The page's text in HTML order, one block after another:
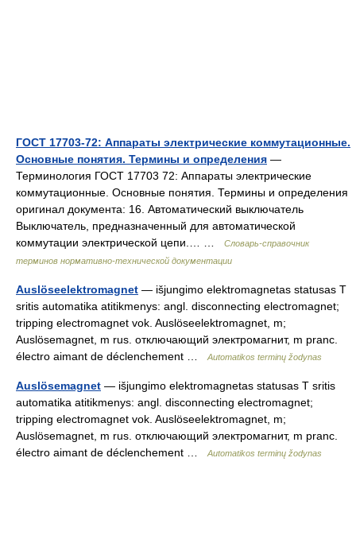
ГОСТ 17703-72: Аппараты электрические коммутационные.
Основные понятия. Термины и определения —
Терминология ГОСТ 17703 72: Аппараты электрические
коммутационные. Основные понятия. Термины и определения
оригинал документа: 16. Автоматический выключатель
Выключатель, предназначенный для автоматической
коммутации электрической цепи.… …
Словарь-справочник
терминов нормативно-технической документации
Auslöseelektromagnet — išjungimo elektromagnetas statusas T
sritis automatika atitikmenys: angl. disconnecting electromagnet;
tripping electromagnet vok. Auslöseelektromagnet, m;
Auslösemagnet, m rus. отключающий электромагнит, m pranc.
électro aimant de déclenchement …
Automatikos terminų žodynas
Auslösemagnet — išjungimo elektromagnetas statusas T sritis
automatika atitikmenys: angl. disconnecting electromagnet;
tripping electromagnet vok. Auslöseelektromagnet, m;
Auslösemagnet, m rus. отключающий электромагнит, m pranc.
électro aimant de déclenchement …
Automatikos terminų žodynas